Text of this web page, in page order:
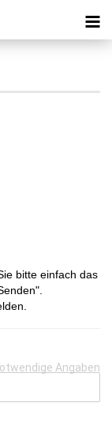
bitte einfach das
Angaben